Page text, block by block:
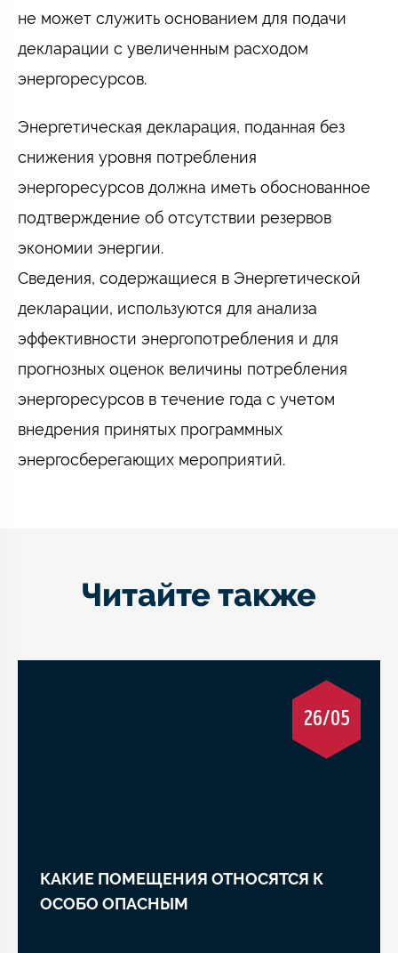
не может служить основанием для подачи
декларации с увеличенным расходом
энергоресурсов.
Энергетическая декларация, поданная без
снижения уровня потребления
энергоресурсов должна иметь обоснованное
подтверждение об отсутствии резервов
экономии энергии.
Сведения, содержащиеся в Энергетической
декларации, используются для анализа
эффективности энергопотребления и для
прогнозных оценок величины потребления
энергоресурсов в течение года с учетом
внедрения принятых программных
энергосберегающих мероприятий.
Читайте также
26/05
КАКИЕ ПОМЕЩЕНИЯ ОТНОСЯТСЯ К
ОСОБО ОПАСНЫМ